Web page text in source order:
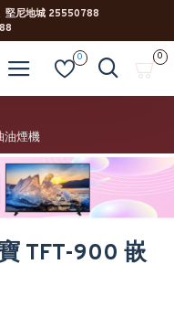
尼地城 25550788
0 0
油煙機
TFT-900 嵌